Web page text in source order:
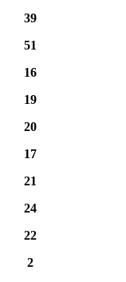
39
51
16
19
20
17
21
24
22
2